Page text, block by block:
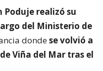
realizó su
del Ministerio de
dondese volvió a
Viña del Mar tras el